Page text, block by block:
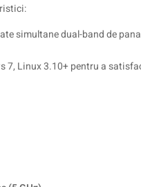
simultane dual-band de
7, Linux 3.10+ pentru a